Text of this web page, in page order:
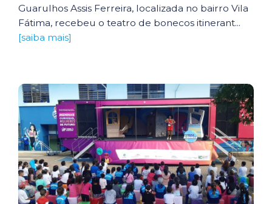
Guarulhos Assis Ferreira, localizada no bairro Vila
Fátima, recebeu o teatro de bonecos itinerant...
[saiba mais]